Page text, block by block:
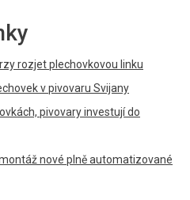
rozjet plechovkovou linku
v pivovaru Svijany
pivovary investují do
nové plně automatizované